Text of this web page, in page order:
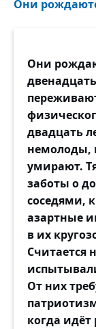
Они
Они
двадцать
немолоды,
умирают.
заботы о
соседями,
азартные
в их
Считается
От них
когда